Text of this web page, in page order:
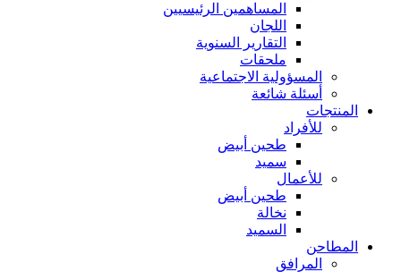
المساهمين الرئيسيين
اللجان
التقارير السنوية
ملحقات
المسؤولية الاجتماعية
أسئلة شائعة
المنتجات
للأفراد
طحين أبيض
سميد
للأعمال
طحين أبيض
نخالة
السميد
المطاحن
المرافق